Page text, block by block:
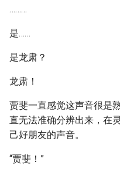
………
是……
是龙肃？
龙肃！
贾斐一直感觉这声音很是
直无法准确分辨出来，在
己好朋友的声音。
“贾斐！”